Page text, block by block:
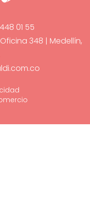
01 55
348 | Medellín,